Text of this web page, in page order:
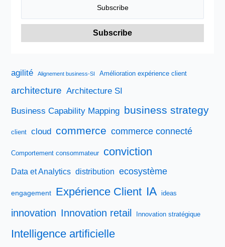
agilité Alignement business-SI Amélioration expérience client
architecture Architecture SI
Business Capability Mapping business strategy
client cloud commerce commerce connecté
Comportement consommateur conviction
Data et Analytics distribution ecosystème
engagement Expérience Client IA ideas
innovation Innovation retail Innovation stratégique
Intelligence artificielle